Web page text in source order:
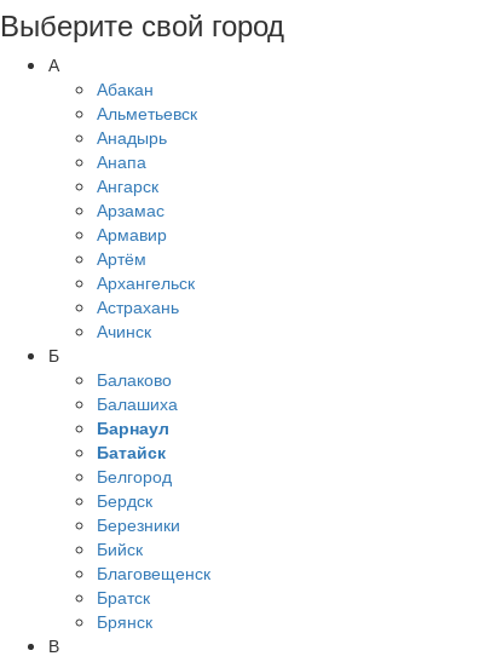
Выберите свой город
А
Абакан
Альметьевск
Анадырь
Анапа
Ангарск
Арзамас
Армавир
Артём
Архангельск
Астрахань
Ачинск
Б
Балаково
Балашиха
Барнаул
Батайск
Белгород
Бердск
Березники
Бийск
Благовещенск
Братск
Брянск
В